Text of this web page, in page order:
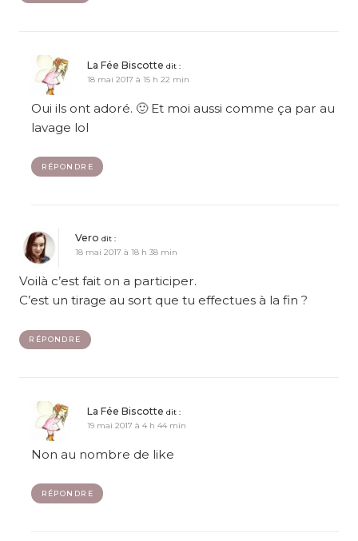
La Fée Biscotte dit :
18 mai 2017 à 15 h 22 min
Oui ils ont adoré. 🙂 Et moi aussi comme ça par au
lavage lol
RÉPONDRE
Vero dit :
18 mai 2017 à 18 h 38 min
Voilà c’est fait on a participer.
C’est un tirage au sort que tu effectues à la fin ?
RÉPONDRE
La Fée Biscotte dit :
19 mai 2017 à 4 h 44 min
Non au nombre de like
RÉPONDRE